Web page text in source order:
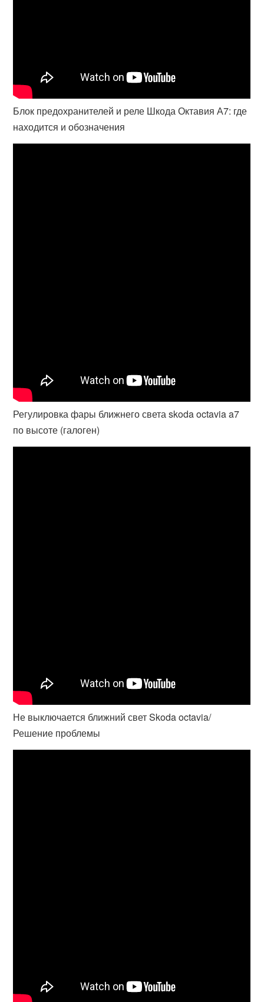
Блок предохранителей и реле Шкода Октавия А7: где
находится и обозначения
Регулировка фары ближнего света skoda octavia a7
по высоте (галоген)
Не выключается ближний свет Skoda octavia/
Решение проблемы